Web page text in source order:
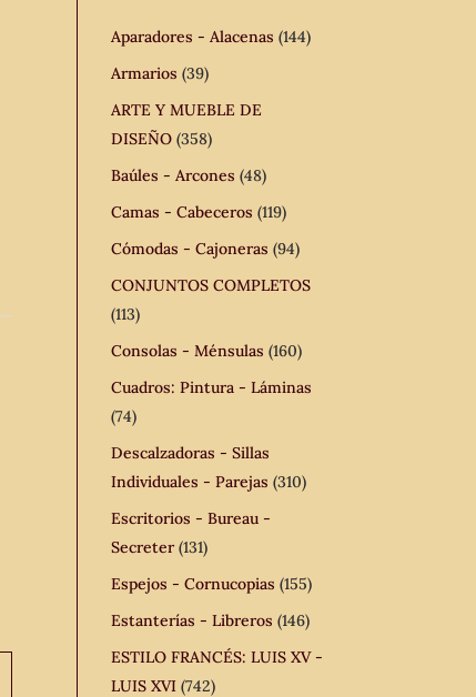
Aparadores - Alacenas (144)
Armarios (39)
ARTE Y MUEBLE DE
DISEÑO (358)
Baúles - Arcones (48)
Camas - Cabeceros (119)
Cómodas - Cajoneras (94)
CONJUNTOS COMPLETOS
(113)
Consolas - Ménsulas (160)
Cuadros: Pintura - Láminas
(74)
Descalzadoras - Sillas
Individuales - Parejas (310)
Escritorios - Bureau -
Secreter (131)
Espejos - Cornucopias (155)
Estanterías - Libreros (146)
ESTILO FRANCÉS: LUIS XV -
LUIS XVI (742)